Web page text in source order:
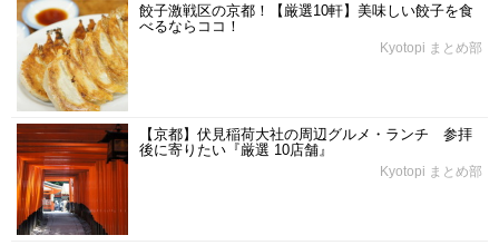
餃子激戦区の京都！【厳選10軒】美味しい餃子を食
べるならココ！
Kyotopi まとめ部
【京都】伏見稲荷大社の周辺グルメ・ランチ 参拝
後に寄りたい『厳選 10店舗』
Kyotopi まとめ部